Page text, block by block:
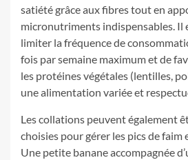
satiété grâce aux fibres tout en
micronutriments indispensables. Il
limiter la fréquence de
fois par semaine maximum et de
les protéines végétales (lentilles,
une alimentation variée et
Les collations peuvent également
choisies pour gérer les pics de faim
Une petite banane accompagnée